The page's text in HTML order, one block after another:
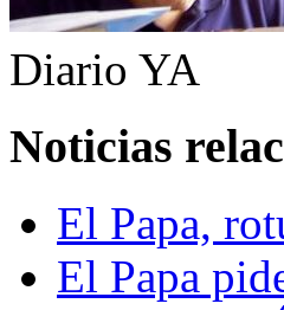
Diario YA
Noticias
El Papa,
El Papa